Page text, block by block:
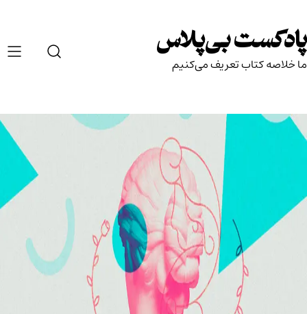
to
content
پادکست بی‌پلاس
ما خلاصه کتاب تعریف می‌کنیم